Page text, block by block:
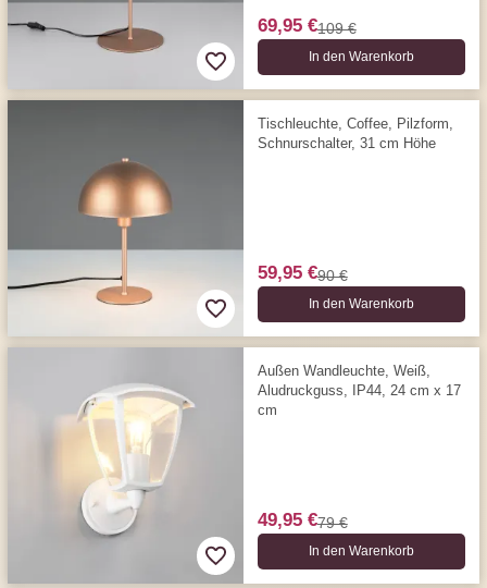
69,95 €109 €
In den Warenkorb
Tischleuchte, Coffee, Pilzform,
Schnurschalter, 31 cm Höhe
59,95 €90 €
In den Warenkorb
Außen Wandleuchte, Weiß,
Aludruckguss, IP44, 24 cm x 17
cm
49,95 €79 €
In den Warenkorb